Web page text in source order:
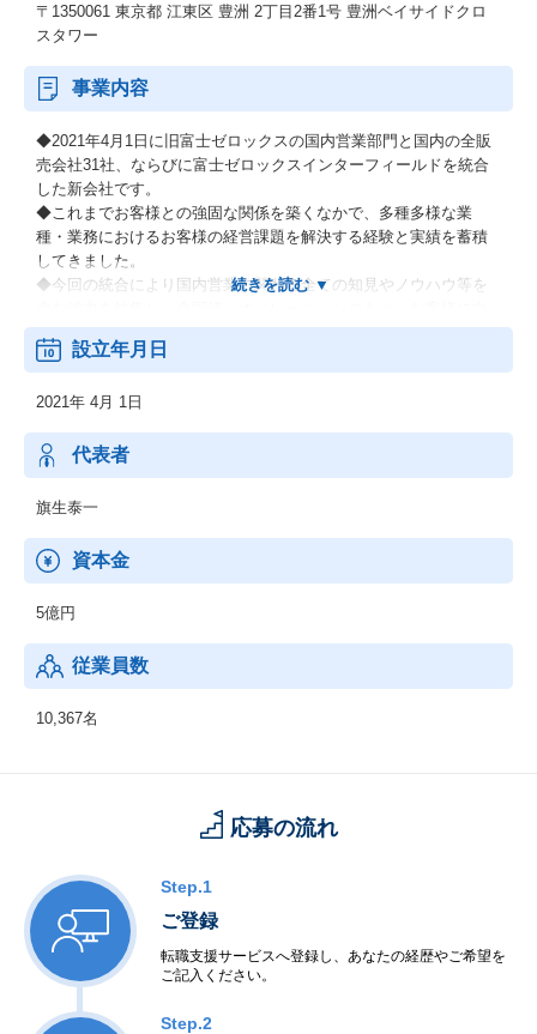
〒1350061 東京都 江東区 豊洲 2丁目2番1号 豊洲ベイサイドクロ
スタワー
事業内容
◆2021年4月1日に旧富士ゼロックスの国内営業部門と国内の全販
売会社31社、ならびに富士ゼロックスインターフィールドを統合
した新会社です。
◆これまでお客様との強固な関係を築くなかで、多種多様な業
種・業務におけるお客様の経営課題を解決する経験と実績を蓄積
してきました。
◆今回の統合により国内営業に関わる全ての知見やノウハウ等を
けて新たな価値提供を加速し、これまで以上に迅速かつダイナミ
ックにお客様のニーズにお応えします。
・オフィスソリューション事業
・グラフィックコミュニケーション事業
・ビジネスソリューション事業
設立年月日
2021年 4月 1日
代表者
旗生泰一
資本金
5億円
従業員数
10,367名
応募の流れ
Step.1
ご登録
転職支援サービスへ登録し、あなたの経歴やご希望を
ご記入ください。
Step.2